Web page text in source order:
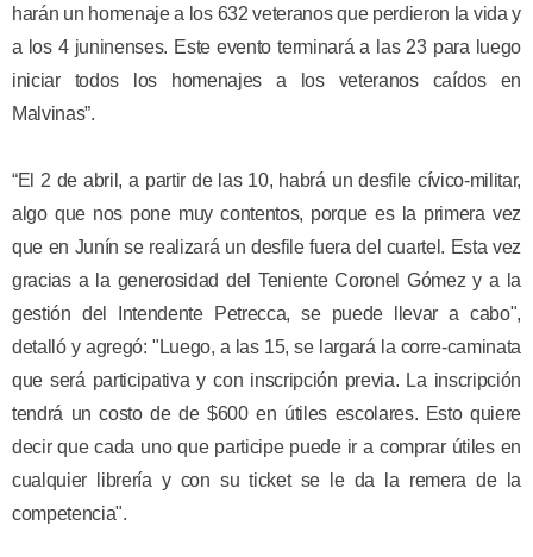
harán un homenaje a los 632 veteranos que perdieron la vida y
a los 4 juninenses. Este evento terminará a las 23 para luego
iniciar todos los homenajes a los veteranos caídos en
Malvinas”.
“El 2 de abril, a partir de las 10, habrá un desfile cívico-militar,
algo que nos pone muy contentos, porque es la primera vez
que en Junín se realizará un desfile fuera del cuartel. Esta vez
gracias a la generosidad del Teniente Coronel Gómez y a la
gestión del Intendente Petrecca, se puede llevar a cabo",
detalló y agregó: "Luego, a las 15, se largará la corre-caminata
que será participativa y con inscripción previa. La inscripción
tendrá un costo de de $600 en útiles escolares. Esto quiere
decir que cada uno que participe puede ir a comprar útiles en
cualquier librería y con su ticket se le da la remera de la
competencia".